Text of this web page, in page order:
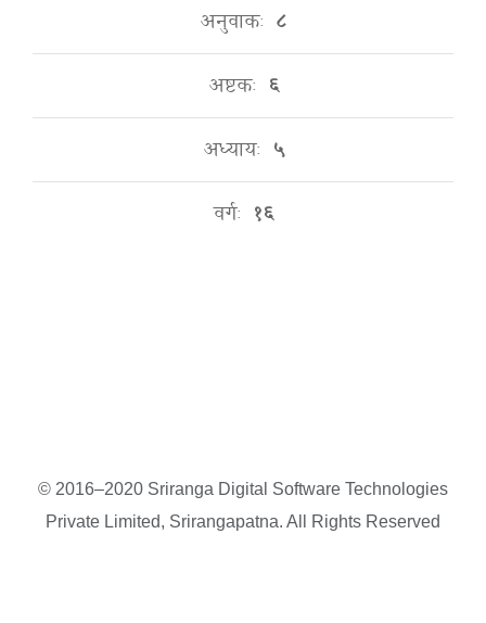
अनुवाकः ८
अष्टकः ६
अध्यायः ५
वर्गः १६
© 2016–2020 Sriranga Digital Software Technologies
Private Limited, Srirangapatna. All Rights Reserved